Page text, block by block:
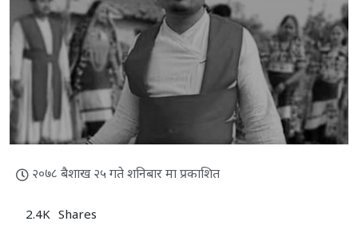
२०७८ बैशाख २५ गते शनिबार मा प्रकाशित
2.4K Shares